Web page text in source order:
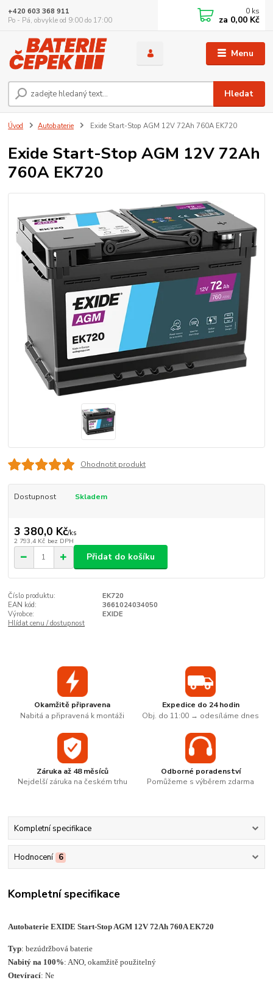
Menu
Hledat
+420 603 368 911
Po - Pá, obvykle od 9:00 do 17:00
0 ks
za 0,00 Kč
Úvod Autobaterie Exide Start-Stop AGM 12V 72Ah 760A EK720
Exide Start-Stop AGM 12V 72Ah
760A EK720
Ohodnotit produkt
Dostupnost Skladem
3 380,0 Kč/ks
2 793,4 Kč bez DPH
Přidat do košíku
Číslo produktu:
EK720
EAN kód:
3661024034050
Výrobce:
EXIDE
Hlídat cenu / dostupnost
Okamžitě připravena
Nabitá a připravená k montáži
Expedice do 24 hodin
Obj. do 11:00 → odesíláme dnes
Záruka až 48 měsíců
Nejdelší záruka na českém trhu
Odborné poradenství
Pomůžeme s výběrem zdarma
Kompletní specifikace
Hodnocení 6
Kompletní specifikace
Autobaterie EXIDE Start-Stop AGM 12V 72Ah 760A EK720
Typ: bezúdržbová baterie
Nabitý na 100%: ANO, okamžitě použitelný
Otevírací: Ne